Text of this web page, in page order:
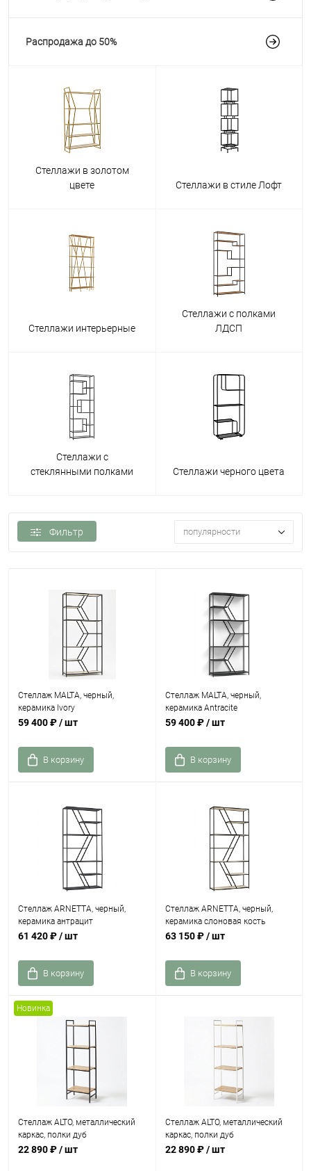
Распродажа до 50%
Стеллажи в золотом
цвете
Стеллажи в стиле Лофт
Стеллажи интерьерные
Стеллажи с полками
ЛДСП
Стеллажи с
стеклянными полками
Стеллажи черного цвета
Фильтр популярности
Стеллаж MALTA, черный,
керамика Ivory
59 400 ₽/ шт
В корзину
Стеллаж MALTA, черный,
керамика Antracite
59 400 ₽/ шт
В корзину
Стеллаж ARNETTA, черный,
керамика антрацит
61 420 ₽/ шт
В корзину
Стеллаж ARNETTA, черный,
керамика слоновая кость
63 150 ₽/ шт
В корзину
Новинка
Стеллаж ALTO, металлический
каркас, полки дуб
22 890 ₽/ шт
Стеллаж ALTO, металлический
каркас, полки дуб
22 890 ₽/ шт